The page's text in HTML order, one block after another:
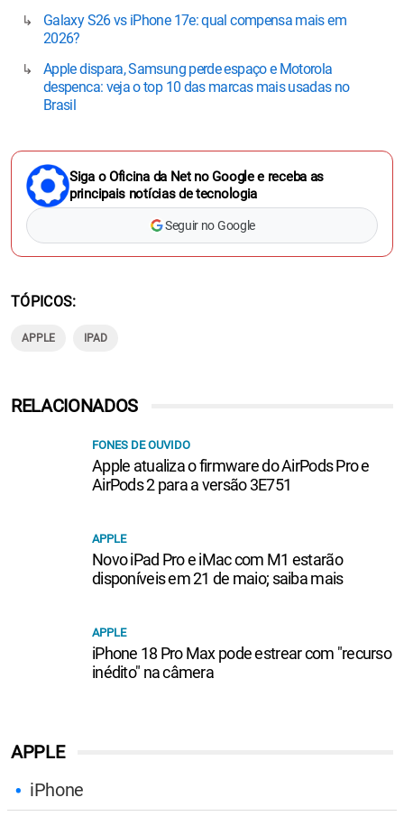
Galaxy S26 vs iPhone 17e: qual compensa mais em
2026?
Apple dispara, Samsung perde espaço e Motorola
despenca: veja o top 10 das marcas mais usadas no
Brasil
Siga o Oficina da Net no Google e receba as
principais notícias de tecnologia
Seguir no Google
TÓPICOS
APPLE IPAD
APPLE
iPhone
RELACIONADOS
FONES DE OUVIDO
Apple atualiza o firmware do AirPods Pro e
AirPods 2 para a versão 3E751
APPLE
Novo iPad Pro e iMac com M1 estarão
disponíveis em 21 de maio; saiba mais
APPLE
iPhone 18 Pro Max pode estrear com "recurso
inédito" na câmera